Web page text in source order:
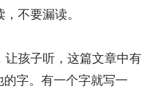
不要漏读。
孩子听，这篇文章中有
的字。有一个字就写一